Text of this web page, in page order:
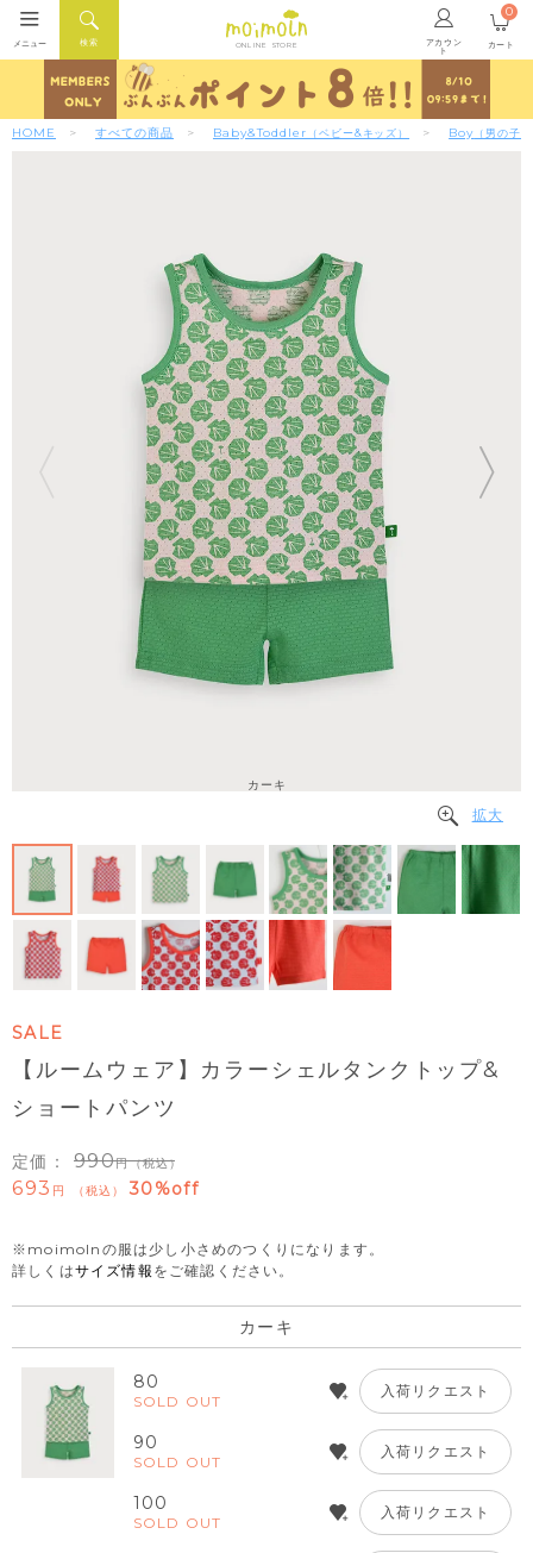
ONLINE STORE アカウン
ト
検索
メニュー カート
0
HOME すべての商品 Baby&Toddler （ベビー&キッズ） Boy （男の子）
カーキ
拡大
SALE
【ルームウェア】カラーシェルタンクトップ&
ショートパンツ
定価： 990 （税込）
693 税込 30%off
※moimolnの服は少し小さめのつくりになります。
詳しくはサイズ情報 をご確認ください。
カーキ
80
SOLD OUT
入荷リクエスト
90
SOLD OUT
入荷リクエスト
100
SOLD OUT
入荷リクエスト